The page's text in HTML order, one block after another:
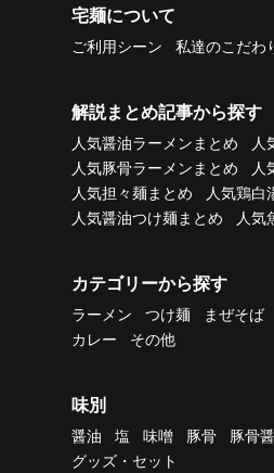
宅麺について
ご利用シーン 私達のこだわ
解説まとめ記事から探す
人気醤油ラーメンまとめ 人
人気豚骨ラーメンまとめ
人
人気担々麺まとめ
人気鶏白
人気醤油つけ麺まとめ
人気
カテゴリーから探す
ラーメン つけ麺 まぜそば
カレー
その他
味別
醤油 塩 味噌 豚骨 豚骨
グッズ・セット